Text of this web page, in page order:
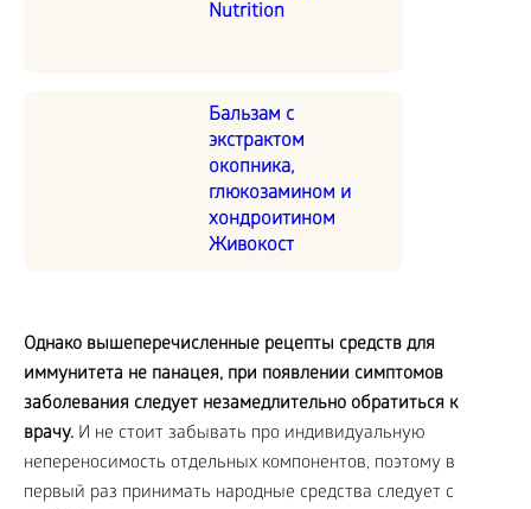
Nutrition
Бальзам с
экстрактом
окопника,
глюкозамином и
хондроитином
Живокост
Однако вышеперечисленные рецепты средств для
иммунитета не панацея, при появлении симптомов
заболевания следует незамедлительно обратиться к
врачу. И не стоит забывать про индивидуальную
непереносимость отдельных компонентов, поэтому в
первый раз принимать народные средства следует с